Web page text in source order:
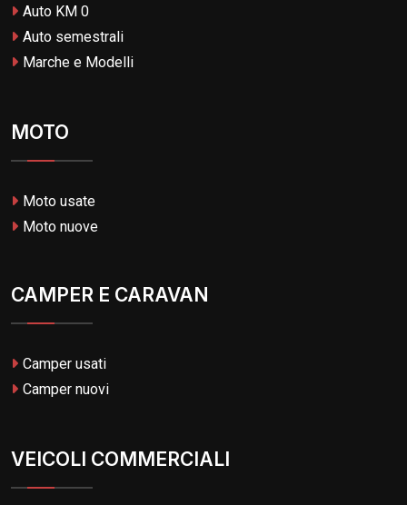
Auto KM 0
Auto semestrali
Marche e Modelli
MOTO
Moto usate
Moto nuove
CAMPER E CARAVAN
Camper usati
Camper nuovi
VEICOLI COMMERCIALI